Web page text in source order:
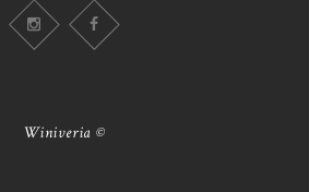
Winiveria ©